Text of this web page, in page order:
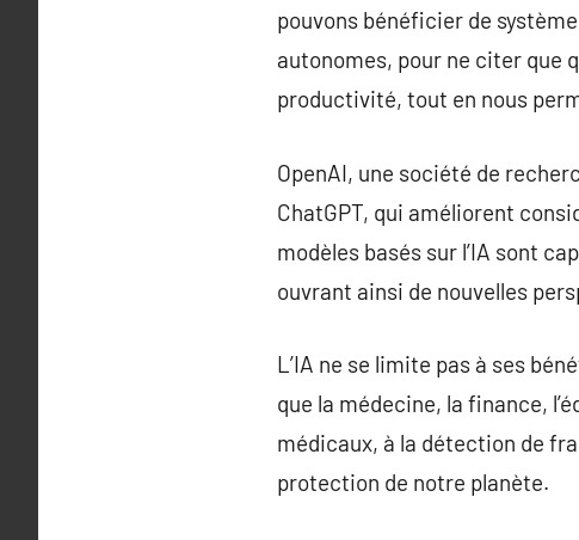
pouvons bénéficier de
autonomes, pour ne citer que
productivité, tout en nous
OpenAI, une société de
ChatGPT, qui améliorent
modèles basés sur l’IA sont
ouvrant ainsi de nouvelles
L’IA ne se limite pas à ses
que la médecine, la finance,
médicaux, à la détection de
protection de notre planète.